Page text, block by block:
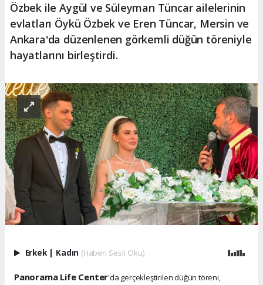
Özbek ile Aygül ve Süleyman Tüncar ailelerinin
evlatları Öykü Özbek ve Eren Tüncar, Mersin ve
Ankara'da düzenlenen görkemli düğün töreniyle
hayatlarını birleştirdi.
Erkek | Kadın (Haberi Sesli Oku)
Panorama Life Center'da gerçekleştirilen düğün töreni,